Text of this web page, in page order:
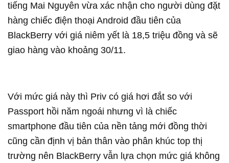
tiếng Mai Nguyên vừa xác nhận cho người dùng đặt
hàng chiếc điện thoại Android đầu tiên của
BlackBerry với giá niêm yết là 18,5 triệu đồng và sẽ
giao hàng vào khoảng 30/11.
Với mức giá này thì Priv có giá hơi đắt so với
Passport hồi năm ngoái nhưng vì là chiếc
smartphone đầu tiên của nền tảng mới đồng thời
cũng cần định vị bản thân vào phân khúc top thị
trường nên BlackBerry vẫn lựa chọn mức giá không